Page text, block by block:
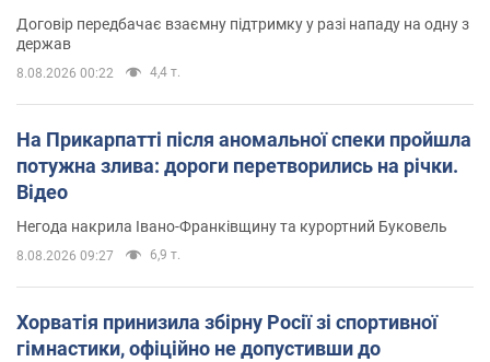
Договір передбачає взаємну підтримку у разі нападу на одну з
держав
8.08.2026 00:22 4,4 т.
На Прикарпатті після аномальної спеки пройшла
потужна злива: дороги перетворились на річки.
Відео
Негода накрила Івано-Франківщину та курортний Буковель
8.08.2026 09:27 6,9 т.
Хорватія принизила збірну Росії зі спортивної
гімнастики, офіційно не допустивши до